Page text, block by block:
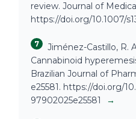
review. Journal of
https://doi.org/10.1007/
7
Jiménez-Castillo, R.
Cannabinoid
Brazilian Journal of
e25581. https://doi.org/
97902025e25581
→